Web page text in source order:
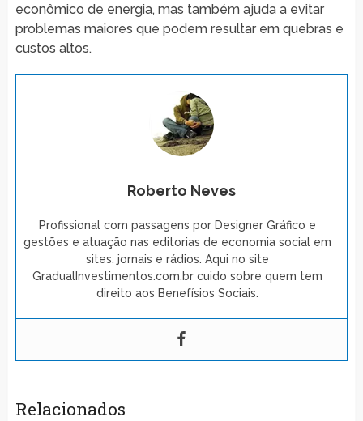
econômico de energia, mas também ajuda a evitar
problemas maiores que podem resultar em quebras e
custos altos.
Roberto Neves
Profissional com passagens por Designer Gráfico e
gestões e atuação nas editorias de economia social em
sites, jornais e rádios. Aqui no site
GradualInvestimentos.com.br cuido sobre quem tem
direito aos Benefísios Sociais.
Relacionados